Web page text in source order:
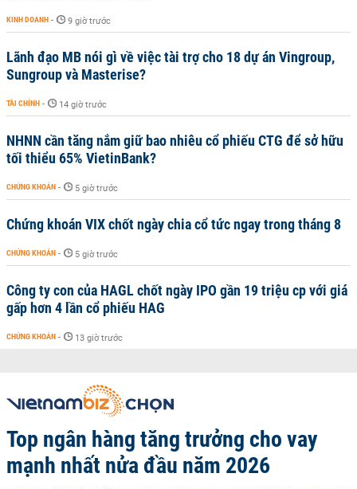
KINH DOANH - 9 giờ trước
Lãnh đạo MB nói gì về việc tài trợ cho 18 dự án Vingroup,
Sungroup và Masterise?
TÀI CHÍNH - 14 giờ trước
NHNN cần tăng nắm giữ bao nhiêu cổ phiếu CTG để sở hữu
tối thiểu 65% VietinBank?
CHỨNG KHOÁN - 5 giờ trước
Chứng khoán VIX chốt ngày chia cổ tức ngay trong tháng 8
CHỨNG KHOÁN - 5 giờ trước
Công ty con của HAGL chốt ngày IPO gần 19 triệu cp với giá
gấp hơn 4 lần cổ phiếu HAG
CHỨNG KHOÁN - 13 giờ trước
Top ngân hàng tăng trưởng cho vay
mạnh nhất nửa đầu năm 2026